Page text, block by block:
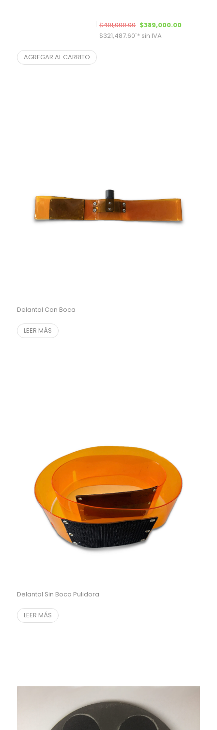
$401,000.00 El precio original era:
$389,000.00
$321,487.60¨* sin IVA
AGREGAR AL CARRITO
Delantal Con Boca
LEER MÁS
Delantal Sin Boca Pulidora
LEER MÁS